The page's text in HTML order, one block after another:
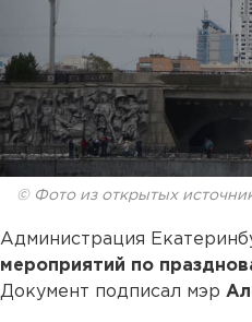
© Фото из открытых
Администрация
мероприятий по
Документ подписал мэр